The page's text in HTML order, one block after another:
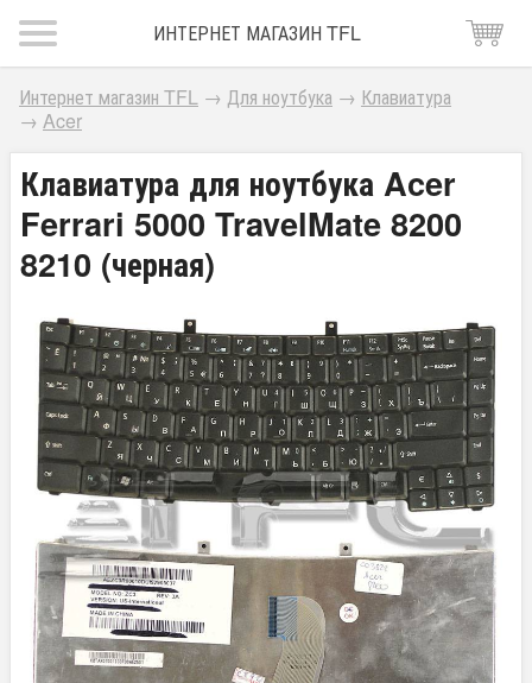
ИНТЕРНЕТ МАГАЗИН TFL
Интернет магазин TFL → Для ноутбука → Клавиатура
→ Acer
Клавиатура для ноутбука Acer
Ferrari 5000 TravelMate 8200
8210 (черная)